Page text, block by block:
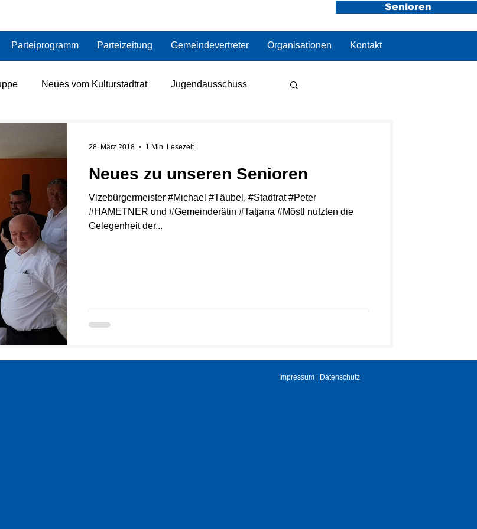
Parteiprogramm Parteizeitung Gemeindevertreter Organisationen Kontakt
Senioren
Neues vom Kulturstadtrat Jugendausschuss
Landespartei Katastrophenschutz
Neues zu unseren Senioren
Vizebürgermeister #Michael #Täubel, #Stadtrat #Peter
#HAMETNER und #Gemeinderätin #Tatjana #Möstl nutzten die
Gelegenheit der​​...
28. März 2018 1 Min. Lesezeit
Impressum | Datenschutz